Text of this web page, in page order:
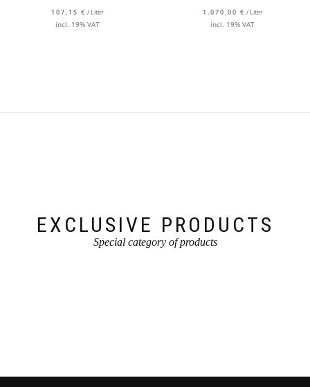
107,15 € / Liter
incl. 19% VAT
1.070,00 € / Liter
incl. 19% VAT
EXCLUSIVE PRODUCTS
Special category of products